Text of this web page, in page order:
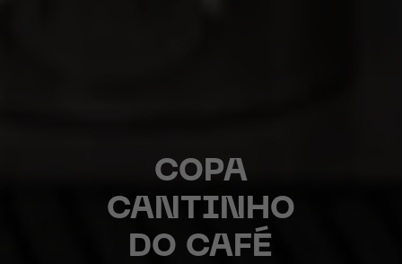
COPA
CANTINHO
DO CAFÉ